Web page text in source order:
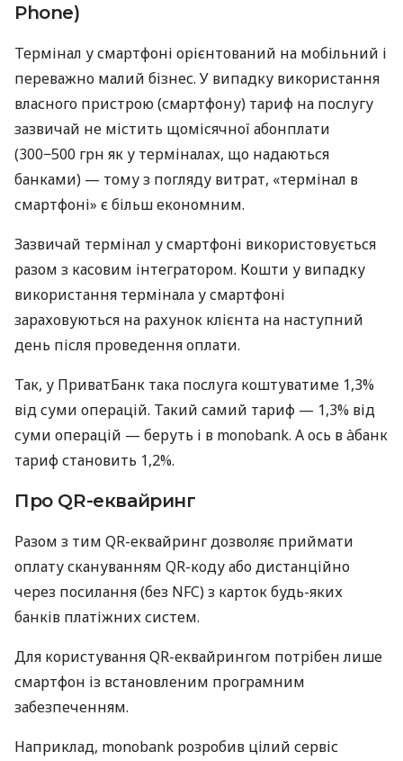
Phone)
Термінал у смартфоні орієнтований на мобільний і
переважно малий бізнес. У випадку використання
власного пристрою (смартфону) тариф на послугу
зазвичай не містить щомісячної абонплати
(300−500 грн як у терміналах, що надаються
банками) — тому з погляду витрат, «термінал в
смартфоні» є більш економним.
Зазвичай термінал у смартфоні використовується
разом з касовим інтегратором. Кошти у випадку
використання термінала у смартфоні
зараховуються на рахунок клієнта на наступний
день після проведення оплати.
Так, у ПриватБанк така послуга коштуватиме 1,3%
від суми операцій. Такий самий тариф — 1,3% від
суми операцій — беруть і в monobank. А ось в àбанк
тариф становить 1,2%.
Про QR-еквайринг
Разом з тим QR-еквайринг дозволяє приймати
оплату скануванням QR-коду або дистанційно
через посилання (без NFC) з карток будь-яких
банків платіжних систем.
Для користування QR-еквайрингом потрібен лише
смартфон із встановленим програмним
забезпеченням.
Наприклад, monobank розробив цілий сервіс